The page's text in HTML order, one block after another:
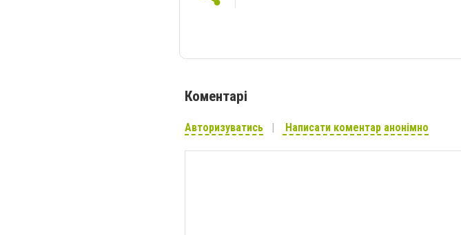
Коментарі
Авторизуватись Написати коментар анонімно